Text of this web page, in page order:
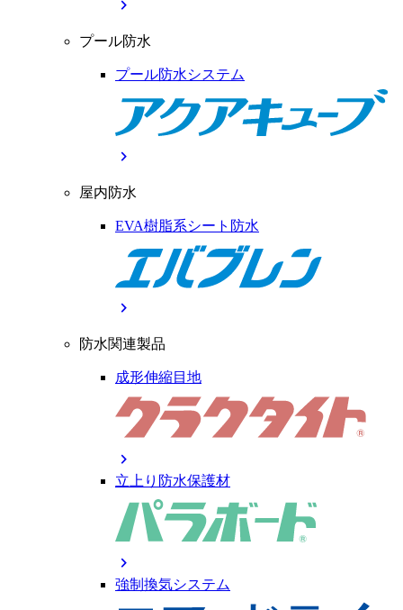
chevron_right
プール防水
プール防水システム
chevron_right
屋内防水
EVA樹脂系シート防水
chevron_right
防水関連製品
成形伸縮目地
chevron_right
立上り防水保護材
chevron_right
強制換気システム